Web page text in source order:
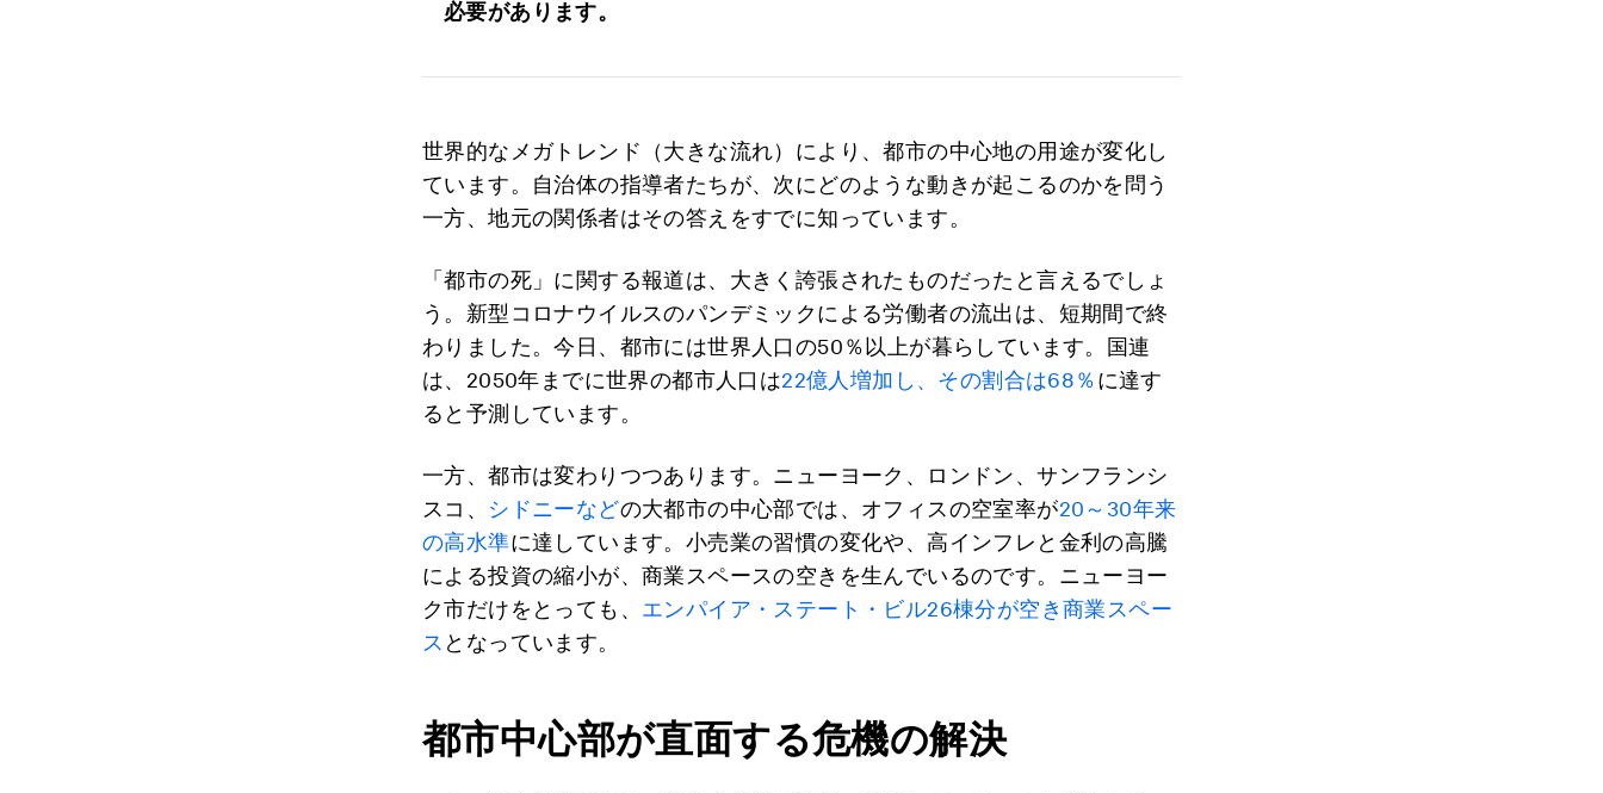
必要があります。
世界的なメガトレンド（大きな流れ）により、都市の中心地の用途が変化し
ています。自治体の指導者たちが、次にどのような動きが起こるのかを問う
一方、地元の関係者はその答えをすでに知っています。
「都市の死」に関する報道は、大きく誇張されたものだったと言えるでしょ
う。新型コロナウイルスのパンデミックによる労働者の流出は、短期間で終
わりました。今日、都市には世界人口の50％以上が暮らしています。国連
は、2050年までに世界の都市人口は22億人増加 し、その割合は68％に達す
ると予測しています。
一方、都市は変わりつつあります。ニューヨーク、ロンドン、サンフランシ
スコ、 シドニーなどの大都市の中心部では、オフィスの空室率が20～30年来
の高水準に達しています。小売業の習慣の変化や、高インフレと金利の高騰
による投資の縮小が、商業スペースの空きを生んでいるのです。ニューヨー
ク市だけをとっても、 エンパイア・ステート・ビル26棟分が空き商業スペー
ス となっています。
都市中心部が直面する危機の解決